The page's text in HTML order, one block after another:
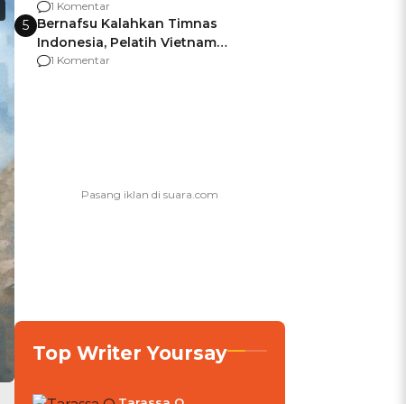
Manchester United
1 Komentar
5 Bernafsu Kalahkan Timnas
Indonesia, Pelatih Vietnam
Berencana Pakai Jimat di Pakansari
1 Komentar
Top Writer Yoursay